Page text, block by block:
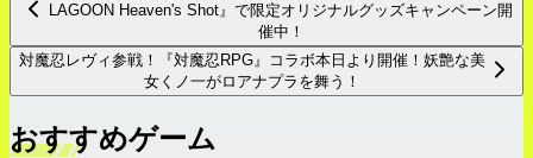
LAGOON Heaven's Shot』で限定オリジナルグッズキャンペーン開
催中！
対魔忍レヴィ参戦！『対魔忍RPG』コラボ本日より開催！妖艶な美
女くノ一がロアナプラを舞う！
おすすめゲーム